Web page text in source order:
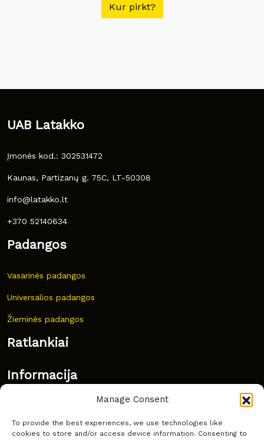
Manage Consent
To provide the best experiences, we use technologies like
cookies to store and/or access device information. Consenting to
Kur pirkt?
UAB Latakko
Įmonės kod.: 302531472
Kaunas, Partizanų g. 75C, LT-50308
info@latakko.lt
+370 52140634
Padangos
Vasarinės padangos
Universalios padangos
Žieminės padangos
Ratlankiai
Informacija
Dažnai užduodami klausimai